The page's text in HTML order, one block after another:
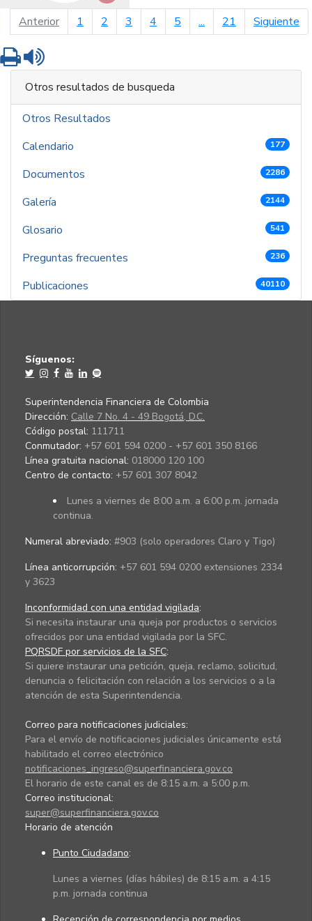
Anteriorpágina anterior
1 2 3 4 5 ... 21 Siguiente
Imprimir
Otros resultados de busqueda
Otros Resultados
Calendario
177
Documentos 2286
Galería 2144
Glosario 541
Preguntas frecuentes 236
Publicaciones 40110
Síguenos:
Superintendencia Financiera de Colombia
Dirección: Calle 7 No. 4 - 49 Bogotá, D.C.
Código postal: 111711
Conmutador: +57 601 594 0200 - +57 601 350 8166
Línea gratuita nacional: 018000 120 100
Centro de contacto: +57 601 307 8042
Lunes a viernes de 8:00 a.m. a 6:00 p.m. jornada
continua.
Numeral abreviado: #903 (solo operadores Claro y Tigo)
Línea anticorrupción: +57 601 594 0200 extensiones 2334
y 3623
Inconformidad con una entidad vigilada:
Si necesita instaurar una queja por productos o servicios
ofrecidos por una entidad vigilada por la SFC.
PQRSDF por servicios de la SFC:
Si quiere instaurar una petición, queja, reclamo, solicitud,
denuncia o felicitación con relación a los servicios o a la
atención de esta Superintendencia.
Correo para notificaciones judiciales:
Para el envío de notificaciones judiciales únicamente está
habilitado el correo electrónico
notificaciones_ingreso@superfinanciera.gov.co
El horario de este canal es de 8:15 a.m. a 5:00 p.m.
Correo institucional:
super@superfinanciera.gov.co
Horario de atención
Punto Ciudadano:
Lunes a viernes (días hábiles) de 8:15 a.m. a 4:15
p.m. jornada continua